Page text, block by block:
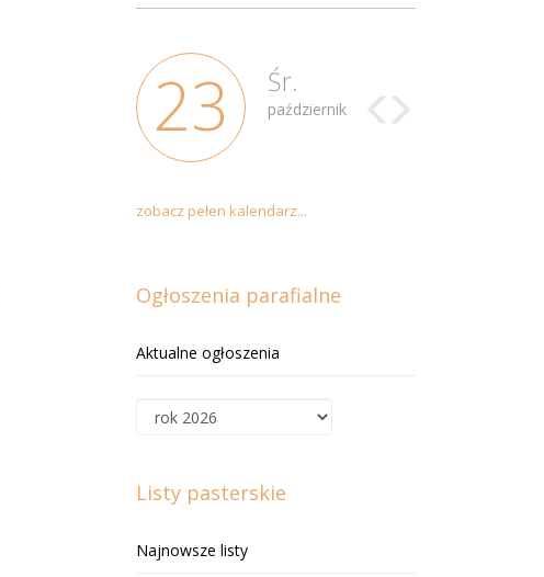
23 Śr.
październik
zobacz pełen kalendarz...
Ogłoszenia parafialne
Aktualne ogłoszenia
Listy pasterskie
Najnowsze listy